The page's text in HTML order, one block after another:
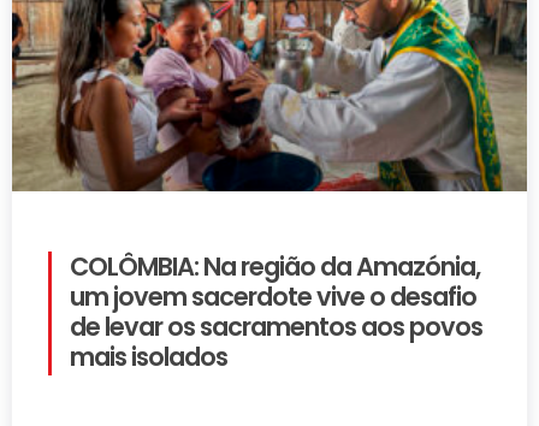
COLÔMBIA: Na região da Amazónia,
um jovem sacerdote vive o desafio
de levar os sacramentos aos povos
mais isolados